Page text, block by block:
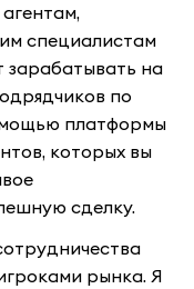
специалистам
зарабатывать на
по
платформы
которых вы
сделку.
рынка. Я